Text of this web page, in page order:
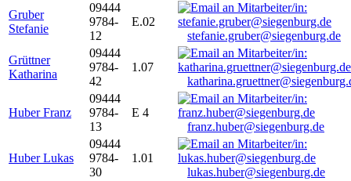
Gruber
Stefanie
09444
9784-
12
E.02
stefanie.gruber@siegenburg.de
Grüttner
Katharina
09444
9784-
42
1.07
Huber Franz
09444
9784-
13
E 4
franz.huber@siegenburg.de
Huber Lukas
09444
9784-
30
1.01
lukas.huber@siegenburg.de